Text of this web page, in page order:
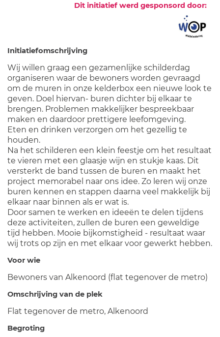
Dit initiatief werd gesponsord door:
Initiatiefomschrijving
Wij willen graag een gezamenlijke schilderdag
organiseren waar de bewoners worden gevraagd
om de muren in onze kelderbox een nieuwe look te
geven. Doel hiervan- buren dichter bij elkaar te
brengen. Problemen makkelijker bespreekbaar
maken en daardoor prettigere leefomgeving.
Eten en drinken verzorgen om het gezellig te
houden.
Na het schilderen een klein feestje om het resultaat
te vieren met een glaasje wijn en stukje kaas. Dit
versterkt de band tussen de buren en maakt het
project memorabel naar ons idee. Zo leren wij onze
buren kennen en stappen daarna veel makkelijk bij
elkaar naar binnen als er wat is.
Door samen te werken en ideeën te delen tijdens
deze activiteiten, zullen de buren een geweldige
tijd hebben. Mooie bijkomstigheid - resultaat waar
wij trots op zijn en met elkaar voor gewerkt hebben.
Voor wie
Bewoners van Alkenoord (flat tegenover de metro)
Omschrijving van de plek
Flat tegenover de metro, Alkenoord
Begroting